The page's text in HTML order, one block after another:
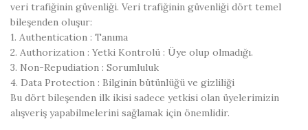
veri trafiğinin güvenliği. Veri trafiğinin güvenliği dört temel
bileşenden oluşur:
1. Authentication : Tanıma
2. Authorization : Yetki Kontrolü : Üye olup olmadığı.
3. Non-Repudiation : Sorumluluk
4. Data Protection : Bilginin bütünlüğü ve gizliliği
Bu dört bileşenden ilk ikisi sadece yetkisi olan üyelerimizin
alışveriş yapabilmelerini sağlamak için önemlidir.